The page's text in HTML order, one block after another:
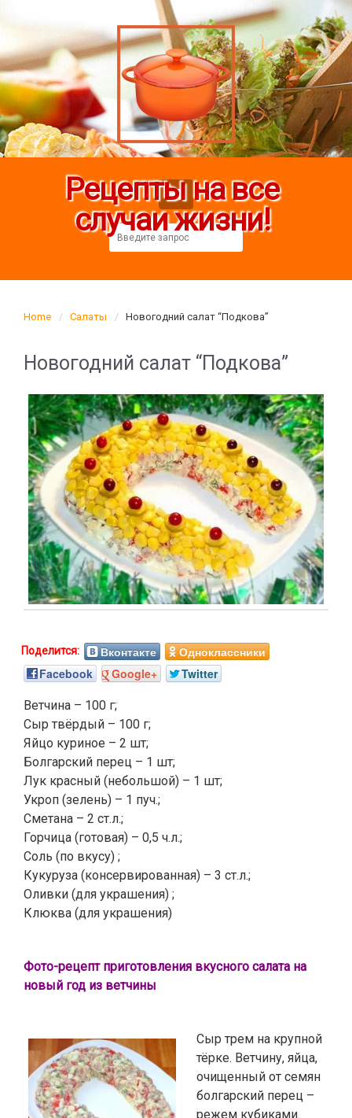
Рецепты на все
случаи жизни!
Home Салаты Новогодний салат “Подкова”
Новогодний салат “Подкова”
Вконтакте
Одноклассники
Facebook
Google+ Twitter
Ветчина – 100 г;
Сыр твёрдый – 100 г;
Яйцо куриное – 2 шт;
Болгарский перец – 1 шт;
Лук красный (небольшой) – 1 шт;
Укроп (зелень) – 1 пуч.;
Сметана – 2 ст.л.;
Горчица (готовая) – 0,5 ч.л.;
Соль (по вкусу) ;
Кукуруза (консервированная) – 3 ст.л.;
Оливки (для украшения) ;
Клюква (для украшения)
Фото-рецепт приготовления вкусного салата на
новый год из ветчины
Сыр трем на крупной
тёрке. Ветчину, яйца,
очищенный от семян
болгарский перец –
режем кубиками.